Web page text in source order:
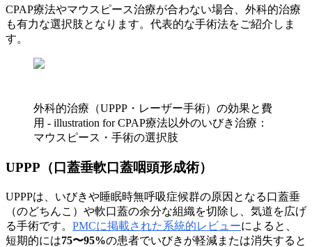
CPAP療法やマウスピース治療が合わない場合、外科的治療
も有力な選択肢となります。代表的な手術法をご紹介しま
す。
外科的治療（UPPP・レーザー手術）の効果と費
用 - illustration for CPAP療法以外のいびき治療：
マウスピース・手術の選択肢
UPPP（口蓋垂軟口蓋咽頭形成術）
UPPPは、いびきや睡眠時無呼吸症候群の原因となる口蓋垂
（のどちんこ）や軟口蓋の余分な組織を切除し、気道を広げ
る手術です。 PMCに掲載された系統的レビューによると、
短期的には75〜95%の患者でいびきが軽減または消失すると